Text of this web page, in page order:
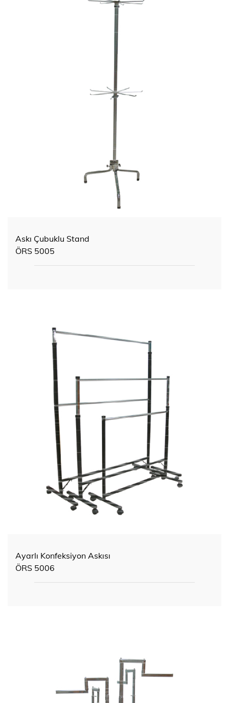
Askı Çubuklu Stand
ÖRS 5005
Ayarlı Konfeksiyon Askısı
ÖRS 5006